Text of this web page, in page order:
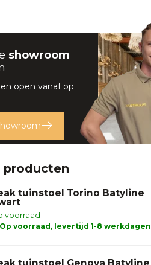
showroom
open vanaf op
producten
tuinstoel Torino Batyline
voorraad
Op voorraad, levertijd 1-8 werkdagen